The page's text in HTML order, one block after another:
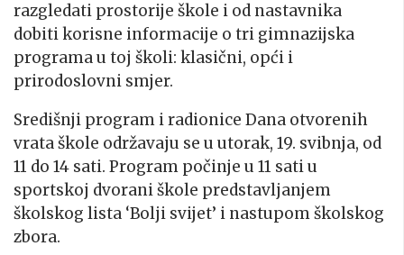
razgledati prostorije škole i od nastavnika
dobiti korisne informacije o tri gimnazijska
programa u toj školi: klasični, opći i
prirodoslovni smjer.
Središnji program i radionice Dana otvorenih
vrata škole održavaju se u utorak, 19. svibnja, od
11 do 14 sati. Program počinje u 11 sati u
sportskoj dvorani škole predstavljanjem
školskog lista ‘Bolji svijet’ i nastupom školskog
zbora.